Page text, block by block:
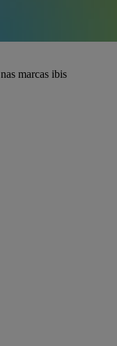
nas marcas ibis